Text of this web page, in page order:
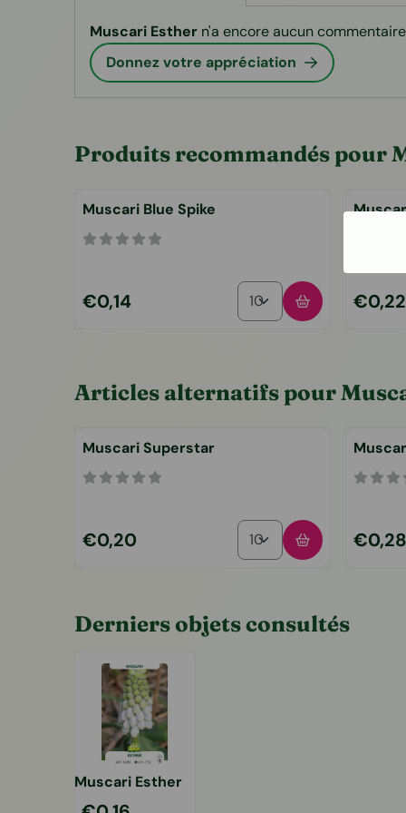
Muscari Esther n'a encore aucun
Donnez votre appréciation
Produits recommandés pour
Muscari Blue Spike
Prix: 0,14
€0,14 Choisir la quantité pour
Prix: 0,22
€0,22
Articles alternatifs pour
Muscari Superstar
Prix: 0,20
€0,20 Choisir la quantité pour
Prix: 0,28
€0,28
Derniers objets consultés
Muscari Esther